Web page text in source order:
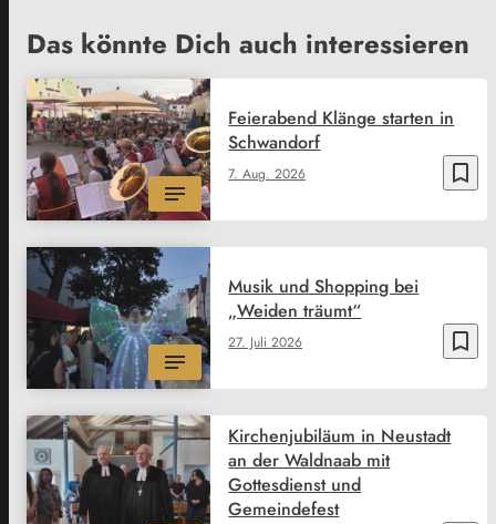
Das könnte Dich auch interessieren
bookmark_border
7. Aug. 2026
Feierabend Klänge starten in
Schwandorf
bookmark_border
27. Juli 2026
Musik und Shopping bei
„Weiden träumt“
Kirchenjubiläum in Neustadt
an der Waldnaab mit
Gottesdienst und
Gemeindefest